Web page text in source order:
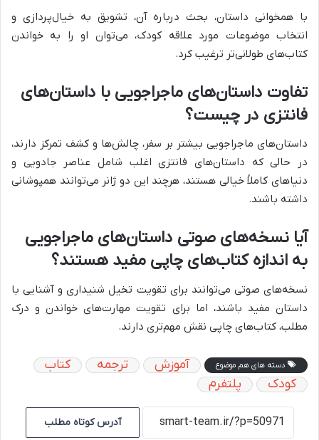
با همخوانی داستان، بحث درباره آن، تشویق به خیال‌پردازی و
انتخاب موضوعات مورد علاقه کودک، می‌توان او را به خواندن
کتاب‌های طولانی‌تر ترغیب کرد.
تفاوت داستان‌های ماجراجویی با داستان‌های
فانتزی در چیست؟
داستان‌های ماجراجویی بیشتر بر سفر، چالش‌ها و کشف تمرکز دارند،
در حالی که داستان‌های فانتزی اغلب شامل عناصر جادویی و
دنیاهای کاملاً خیالی هستند، هرچند این دو ژانر می‌توانند همپوشانی
داشته باشند.
آیا نسخه‌های صوتی داستان‌های ماجراجویی
به اندازه کتاب‌های چاپی مفید هستند؟
نسخه‌های صوتی می‌توانند برای تقویت تخیل شنیداری و آشنایی با
داستان مفید باشند، اما برای تقویت مهارت‌های خواندن و درک
مطلب، کتاب‌های چاپی نقش مهم‌تری دارند.
دسته های هم موضوع آموزش ترجمه
کتاب
کودک
پلتفرم
آدرس کوتاه مطلب